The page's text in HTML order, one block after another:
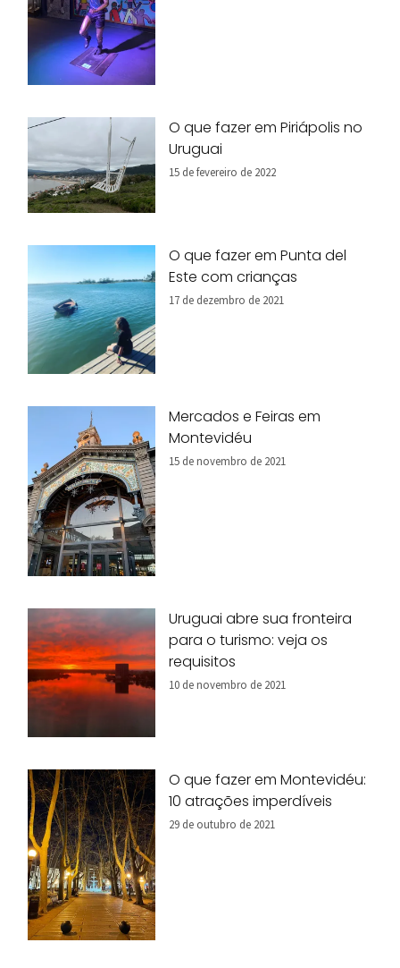
O que fazer em Piriápolis no
Uruguai
15 de fevereiro de 2022
O que fazer em Punta del
Este com crianças
17 de dezembro de 2021
Mercados e Feiras em
Montevidéu
15 de novembro de 2021
Uruguai abre sua fronteira
para o turismo: veja os
requisitos
10 de novembro de 2021
O que fazer em Montevidéu:
10 atrações imperdíveis
29 de outubro de 2021